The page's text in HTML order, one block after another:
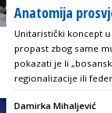
Anatomija
Unitaristički koncept
propast zbog same
pokazati je li
regionalizacije ili
Damirka Mihaljević